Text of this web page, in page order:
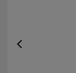
Previous